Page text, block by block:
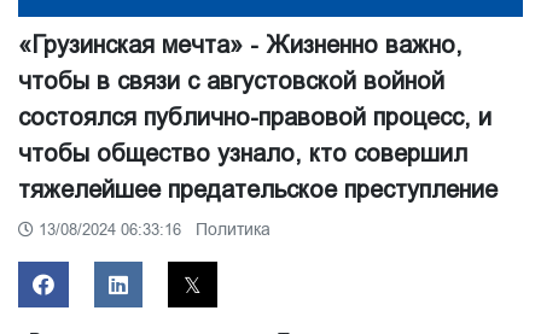
«Грузинская мечта» - Жизненно важно,
чтобы в связи с августовской войной
состоялся публично-правовой процесс, и
чтобы общество узнало, кто совершил
тяжелейшее предательское преступление
13/08/2024 06:33:16 Политика